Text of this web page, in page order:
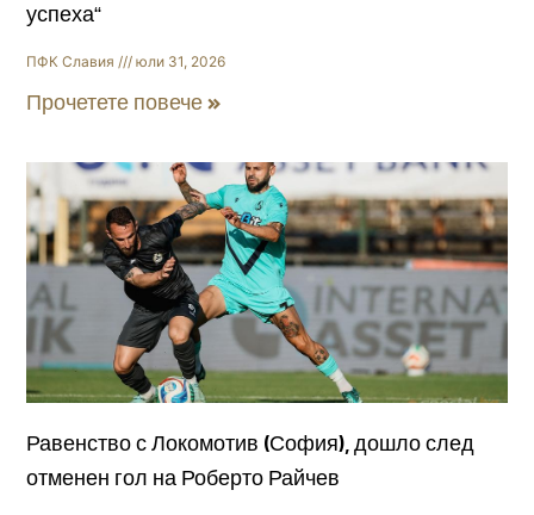
успеха“
ПФК Славия юли 31, 2026
Прочетете повече »
Равенство с Локомотив (София), дошло след
отменен гол на Роберто Райчев